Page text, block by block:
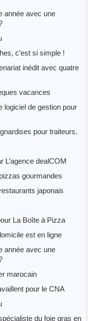
année avec une
c’est si simple !
inédit avec quatre
vacances
logiciel de gestion pour
pour traiteurs.
L’agence dealCOM
gourmandes
japonais
La Boîte à Pizza
est en ligne
année avec une
marocain
pour le CNA
du foie gras en